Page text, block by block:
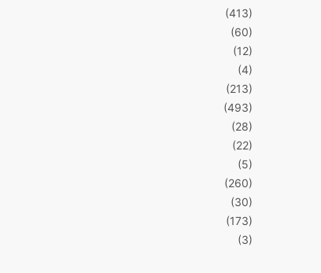
(413)
(60)
(12)
(4)
(213)
(493)
(28)
(22)
(5)
(260)
(30)
(173)
(3)